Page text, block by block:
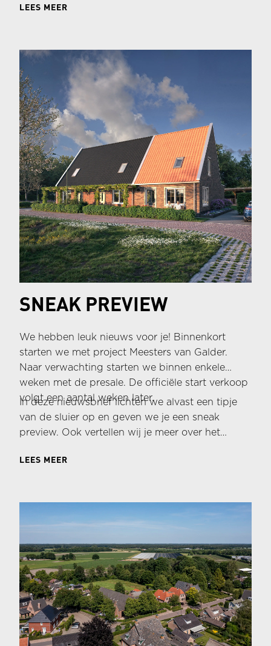
voor bij de verkoop!
LEES MEER
SNEAK PREVIEW
We hebben leuk nieuws voor je! Binnenkort
starten we met project Meesters van Galder.
Naar verwachting starten we binnen enkele
weken met de presale. De officiële start verkoop
volgt een aantal weken later.
In deze nieuwsbrief lichten we alvast een tipje
van de sluier op en geven we je een sneak
preview. Ook vertellen wij je meer over het
weet wat je de komende tijd van ons kunt
LEES MEER